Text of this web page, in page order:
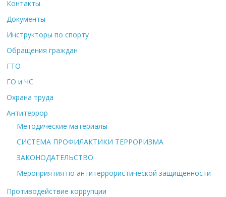
Контакты
Документы
Инструкторы по спорту
Обращения граждан
ГТО
ГО и ЧС
Охрана труда
Антитеррор
Методические материалы
СИСТЕМА ПРОФИЛАКТИКИ ТЕРРОРИЗМА
ЗАКОНОДАТЕЛЬСТВО
Мероприятия по антитеррористической защищенности
Противодействие коррупции